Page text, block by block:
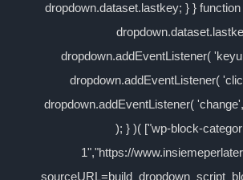
dropdown.dataset.lastkey; } }
dropdown.addEventListener(
dropdown.addEventListener(
dropdown.addEventListener(
); } )( ["wp-block-
1","https://